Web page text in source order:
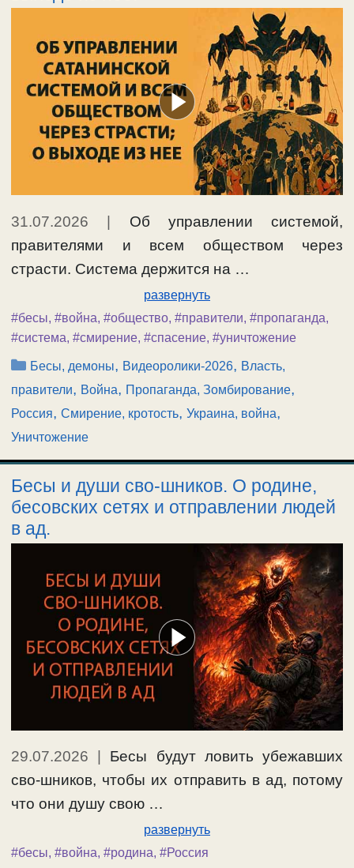
31.07.2026 | Об управлении системой,
правителями и всем обществом через
страсти. Система держится на …
развернуть
#бесы, #война, #общество, #правители, #пропаганда,
#система, #смирение, #спасение, #уничтожение
Рубрики
Бесы, демоны, Видеоролики-2026, Власть,
правители, Война, Пропаганда, Зомбирование,
Россия, Смирение, кротость, Украина, война,
Уничтожение
Бесы и души сво-шников. О родине,
бесовских сетях и отправлении людей
в ад.
29.07.2026
Бесы будут ловить убежавших
сво-шников, чтобы их отправить в ад, потому
что они душу свою …
развернуть
#бесы, #война, #родина, #Россия